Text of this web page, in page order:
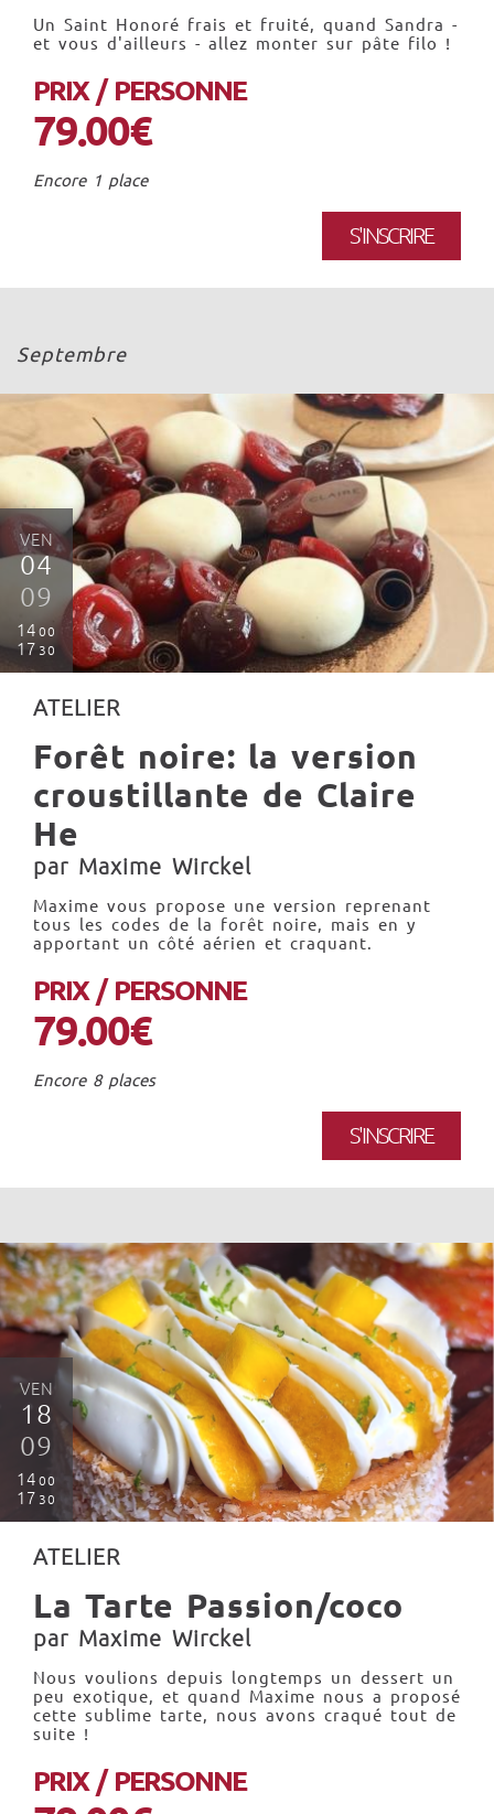
Un Saint Honoré frais et fruité, quand Sandra -
et vous d'ailleurs - allez monter sur pâte filo !
PRIX / PERSONNE
79.00€
Encore 1 place
S'INSCRIRE
Septembre
VEN
04
09
14 00
17 30
ATELIER
Forêt noire: la version
croustillante de Claire
He
par Maxime Wirckel
Maxime vous propose une version reprenant
tous les codes de la forêt noire, mais en y
apportant un côté aérien et craquant.
PRIX / PERSONNE
79.00€
Encore 8 places
S'INSCRIRE
VEN
18
09
14 00
17 30
ATELIER
La Tarte Passion/coco
par Maxime Wirckel
Nous voulions depuis longtemps un dessert un
peu exotique, et quand Maxime nous a proposé
cette sublime tarte, nous avons craqué tout de
suite !
PRIX / PERSONNE